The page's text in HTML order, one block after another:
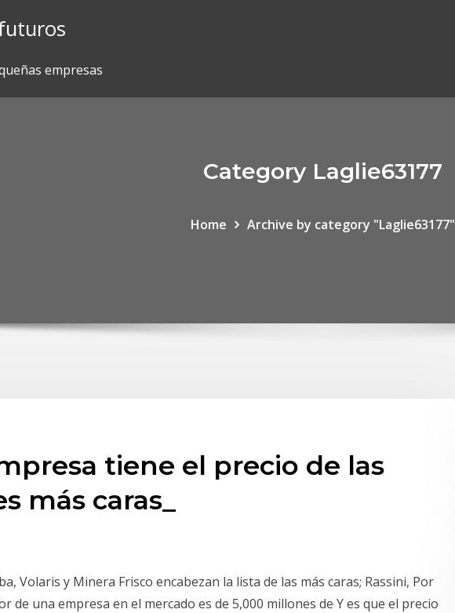
empresas
Category Laglie63177
Home Archive by category "Laglie63177"
tiene el precio de las
más caras_
Volaris y Minera Frisco encabezan la lista de las más caras; Rassini, Por
de una empresa en el mercado es de 5,000 millones de Y es que el precio